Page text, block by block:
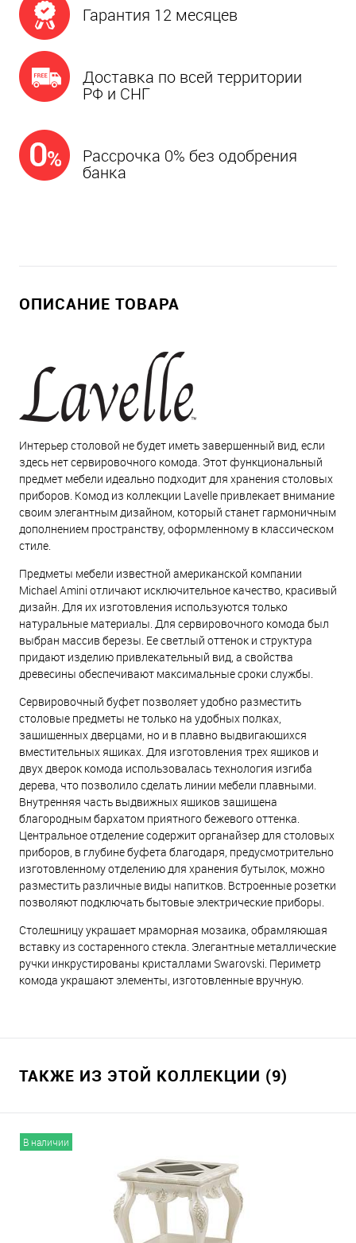
Гарантия 12 месяцев
Доставка по всей территории
РФ и СНГ
Рассрочка 0% без одобрения
банка
ОПИСАНИЕ ТОВАРА
Интерьер столовой не будет иметь завершенный вид, если
здесь нет сервировочного комода. Этот функциональный
предмет мебели идеально подходит для хранения столовых
приборов. Комод из коллекции Lavelle привлекает внимание
своим элегантным дизайном, который станет гармоничным
дополнением пространству, оформленному в классическом
стиле.
Предметы мебели известной американской компании
Michael Amini отличают исключительное качество, красивый
дизайн. Для их изготовления используются только
натуральные материалы. Для сервировочного комода был
выбран массив березы. Ее светлый оттенок и структура
придают изделию привлекательный вид, а свойства
древесины обеспечивают максимальные сроки службы.
Сервировочный буфет позволяет удобно разместить
столовые предметы не только на удобных полках,
защищенных дверцами, но и в плавно выдвигающихся
вместительных ящиках. Для изготовления трех ящиков и
двух дверок комода использовалась технология изгиба
дерева, что позволило сделать линии мебели плавными.
Внутренняя часть выдвижных ящиков защищена
благородным бархатом приятного бежевого оттенка.
Центральное отделение содержит органайзер для столовых
приборов, в глубине буфета благодаря, предусмотрительно
изготовленному отделению для хранения бутылок, можно
разместить различные виды напитков. Встроенные розетки
позволяют подключать бытовые электрические приборы.
Столешницу украшает мраморная мозаика, обрамляющая
вставку из состаренного стекла. Элегантные металлические
ручки инкрустированы кристаллами Swarovski. Периметр
комода украшают элементы, изготовленные вручную.
ТАКЖЕ ИЗ ЭТОЙ КОЛЛЕКЦИИ (9)
В наличии